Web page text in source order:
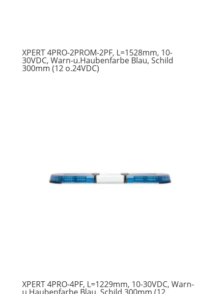
XPERT 4PRO-2PROM-2PF, L=1528mm, 10-
30VDC, Warn-u.Haubenfarbe Blau, Schild
300mm (12 o.24VDC)
XPERT 4PRO-4PF, L=1229mm, 10-30VDC, Warn-